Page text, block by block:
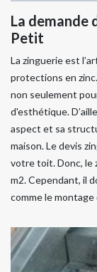
La demande
Petit
La zinguerie est
protections en
non seulement
d'esthétique.
aspect et sa
maison. Le devis
votre toit. Donc, le
m2. Cependant, il
comme le